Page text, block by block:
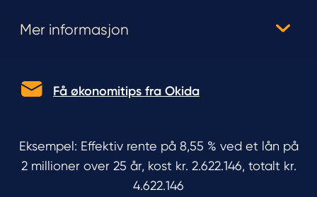
Mer informasjon
Få økonomitips fra Okida
Eksempel: Effektiv rente på 8,55 % ved et lån på
2 millioner over 25 år, kost kr. 2.622.146, totalt kr.
4.622.146